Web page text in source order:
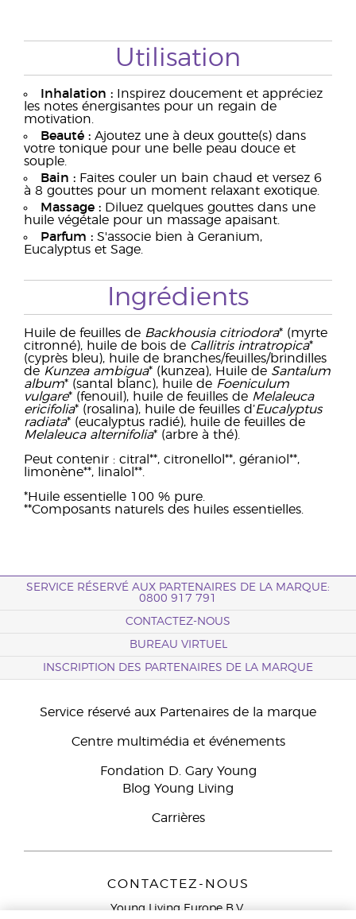
Utilisation
Inhalation : Inspirez doucement et appréciez
les notes énergisantes pour un regain de
motivation.
Beauté : Ajoutez une à deux goutte(s) dans
votre tonique pour une belle peau douce et
souple.
Bain : Faites couler un bain chaud et versez 6
à 8 gouttes pour un moment relaxant exotique.
Massage : Diluez quelques gouttes dans une
huile végétale pour un massage apaisant.
Parfum : S'associe bien à Geranium,
Eucalyptus et Sage.
Ingrédients
Huile de feuilles de Backhousia citriodora* (myrte
citronné), huile de bois de Callitris intratropica*
(cyprès bleu), huile de branches/feuilles/brindilles
de Kunzea ambigua* (kunzea), Huile de Santalum
album* (santal blanc), huile de Foeniculum
vulgare* (fenouil), huile de feuilles de Melaleuca
ericifolia* (rosalina), huile de feuilles d’Eucalyptus
radiata* (eucalyptus radié), huile de feuilles de
Melaleuca alternifolia* (arbre à thé).
Peut contenir : citral**, citronellol**, géraniol**,
limonène**, linalol**.
*Huile essentielle 100 % pure.
**Composants naturels des huiles essentielles.
SERVICE RÉSERVÉ AUX PARTENAIRES DE LA MARQUE:
0800 917 791
CONTACTEZ-NOUS
BUREAU VIRTUEL
INSCRIPTION DES PARTENAIRES DE LA MARQUE
Service réservé aux Partenaires de la marque
Centre multimédia et événements
Fondation D. Gary Young
Blog Young Living
Carrières
CONTACTEZ-NOUS
Young Living Europe B.V.